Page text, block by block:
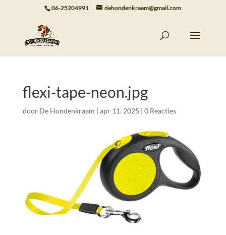
06-25204991 dehondenkraam@gmail.com
flexi-tape-neon.jpg
door De Hondenkraam | apr 11, 2025 | 0 Reacties